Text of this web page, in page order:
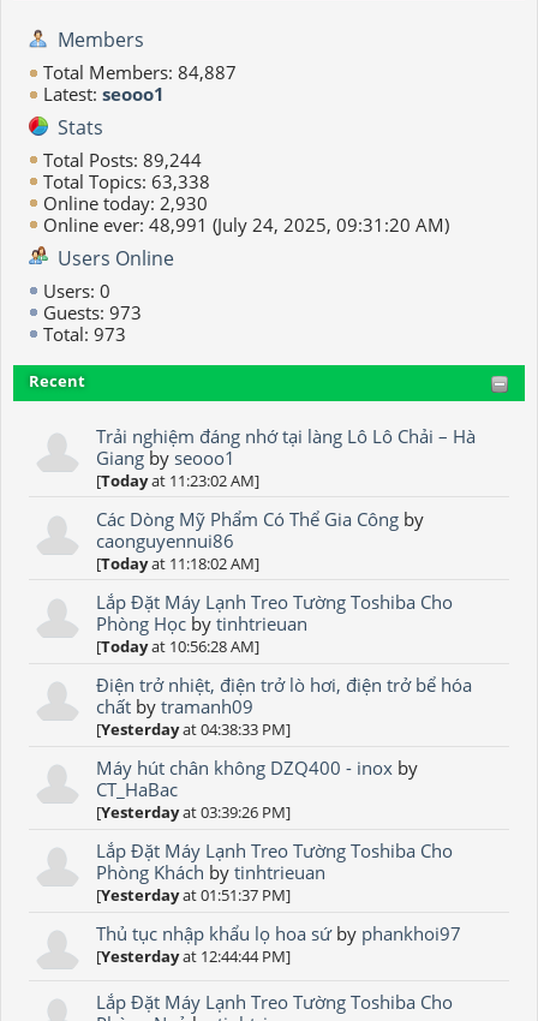
Members
Total Members: 84,887
Latest: seooo1
Stats
Total Posts: 89,244
Total Topics: 63,338
Online today: 2,930
Online ever: 48,991 (July 24, 2025, 09:31:20 AM)
Users Online
Users: 0
Guests: 973
Total: 973
Recent
Trải nghiệm đáng nhớ tại làng Lô Lô Chải – Hà
Giang byseooo1
[Todayat 11:23:02 AM]
Các Dòng Mỹ Phẩm Có Thể Gia Công by
caonguyennui86
[Todayat 11:18:02 AM]
Lắp Đặt Máy Lạnh Treo Tường Toshiba Cho
Phòng Học bytinhtrieuan
[Todayat 10:56:28 AM]
Điện trở nhiệt, điện trở lò hơi, điện trở bể hóa
chất bytramanh09
[Yesterdayat 04:38:33 PM]
Máy hút chân không DZQ400 - inox by
CT_HaBac
[Yesterdayat 03:39:26 PM]
Lắp Đặt Máy Lạnh Treo Tường Toshiba Cho
Phòng Khách bytinhtrieuan
[Yesterdayat 01:51:37 PM]
Thủ tục nhập khẩu lọ hoa sứby phankhoi97
[Yesterdayat 12:44:44 PM]
Lắp Đặt Máy Lạnh Treo Tường Toshiba Cho